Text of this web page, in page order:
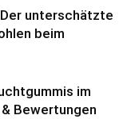
unterschätzte
beim
im
Bewertungen